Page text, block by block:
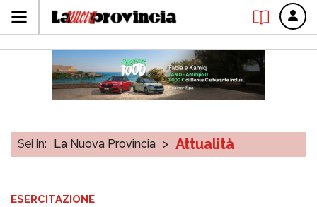
Sei in: La Nuova Provincia > Attualità
ESERCITAZIONE